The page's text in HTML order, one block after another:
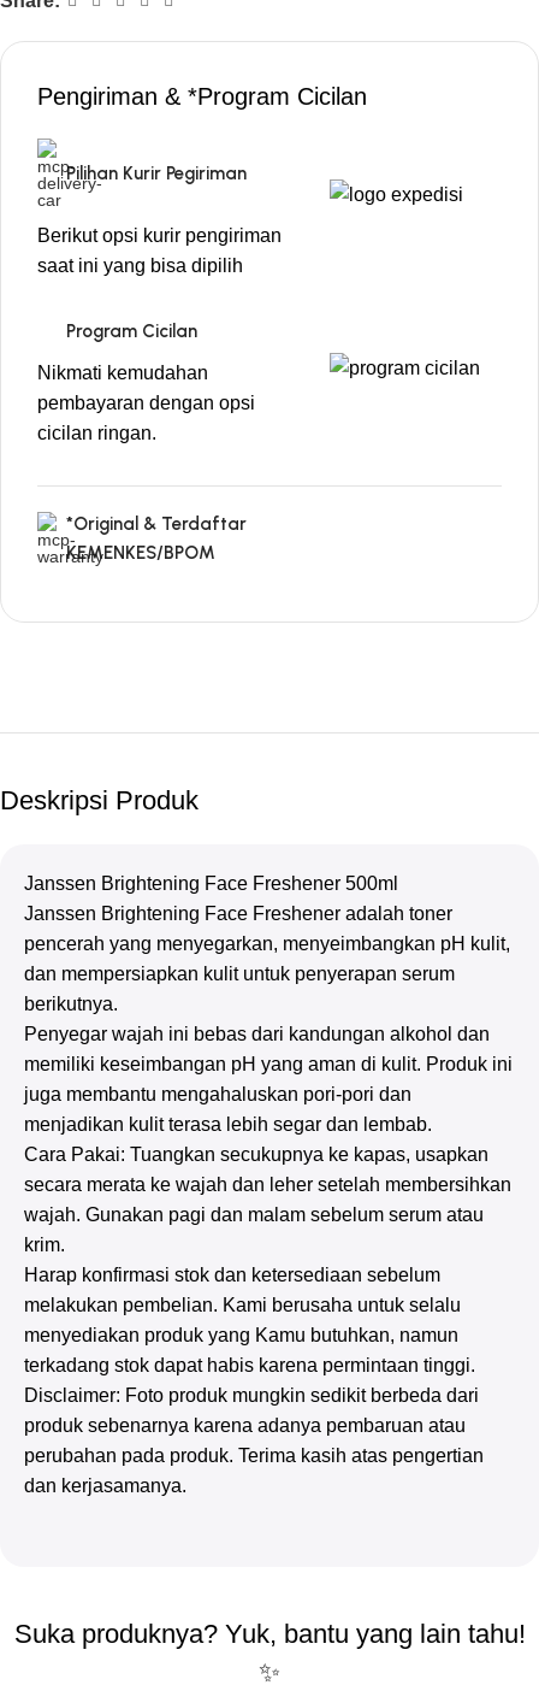
Pengiriman & *Program Cicilan
Pilihan Kurir Pegiriman
Berikut opsi kurir pengiriman
saat ini yang bisa dipilih
Program Cicilan
Nikmati kemudahan
pembayaran dengan opsi
cicilan ringan.
*Original & Terdaftar
KEMENKES/BPOM
Deskripsi Produk
Janssen Brightening Face Freshener 500ml
Janssen Brightening Face Freshener adalah toner
pencerah yang menyegarkan, menyeimbangkan pH kulit,
dan mempersiapkan kulit untuk penyerapan serum
berikutnya.
Penyegar wajah ini bebas dari kandungan alkohol dan
memiliki keseimbangan pH yang aman di kulit. Produk ini
juga membantu mengahaluskan pori-pori dan
menjadikan kulit terasa lebih segar dan lembab.
Cara Pakai: Tuangkan secukupnya ke kapas, usapkan
secara merata ke wajah dan leher setelah membersihkan
wajah. Gunakan pagi dan malam sebelum serum atau
krim.
Harap konfirmasi stok dan ketersediaan sebelum
melakukan pembelian. Kami berusaha untuk selalu
menyediakan produk yang Kamu butuhkan, namun
terkadang stok dapat habis karena permintaan tinggi.
Disclaimer: Foto produk mungkin sedikit berbeda dari
produk sebenarnya karena adanya pembaruan atau
perubahan pada produk. Terima kasih atas pengertian
dan kerjasamanya.
Suka produknya? Yuk, bantu yang lain tahu!
✨